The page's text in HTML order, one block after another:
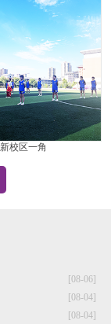
新校区一角
[08-06]
[08-04]
[08-04]